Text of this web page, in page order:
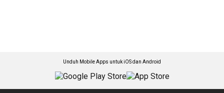
Unduh Mobile Apps untuk iOS dan Android